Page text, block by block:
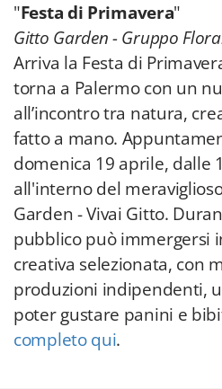
"Festa di Primavera"
Gitto Garden - Gruppo
Arriva la Festa di
torna a Palermo con un
all’incontro tra natura,
fatto a mano.
domenica 19 aprile, dalle
all'interno del
Garden - Vivai Gitto.
pubblico può immergersi
creativa selezionata, con
produzioni indipendenti,
poter gustare panini e
completo qui.